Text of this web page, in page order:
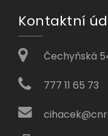
Kontaktní
Čechyňská
777 11 65 73